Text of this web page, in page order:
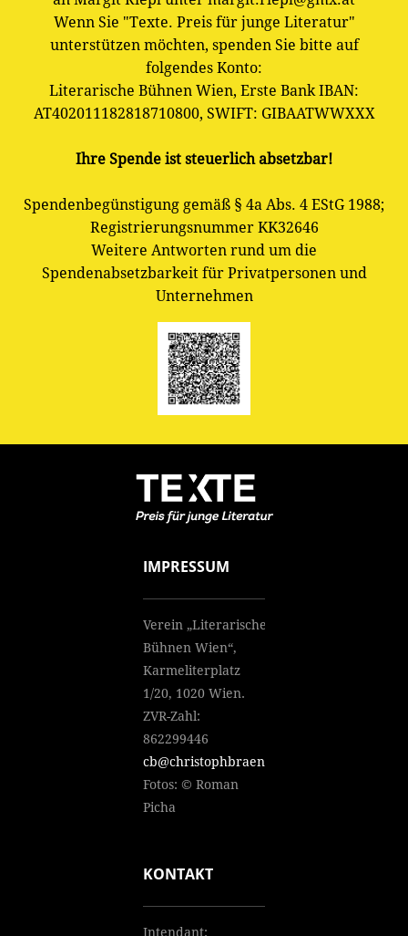
Wenn Sie "Texte. Preis für junge Literatur"
unterstützen möchten, spenden Sie bitte auf
folgendes Konto:
Literarische Bühnen Wien, Erste Bank IBAN:
AT402011182818710800, SWIFT: GIBAATWWXXX
Ihre Spende ist steuerlich absetzbar!
Spendenbegünstigung gemäß § 4a Abs. 4 EStG 1988;
Registrierungsnummer KK32646
Weitere Antworten rund um die
Spendenabsetzbarkeit für Privatpersonen und
Unternehmen
IMPRESSUM
Verein „Literarische
Bühnen Wien“,
Karmeliterplatz
1/20, 1020 Wien.
ZVR-Zahl:
862299446
cb@christophbraendle.net
Fotos: © Roman
Picha
KONTAKT
Intendant: